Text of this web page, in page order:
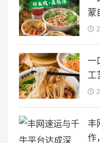
蒙
线
一
工
丰
作